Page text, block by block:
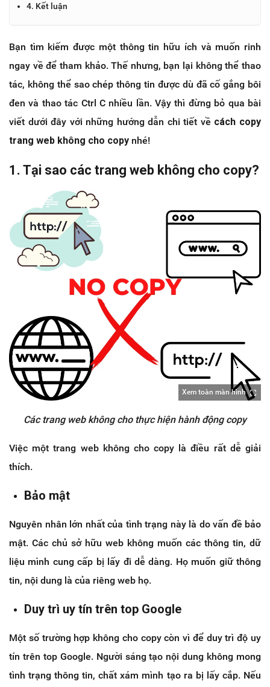
4. Kết luận
Bạn tìm kiếm được một thông tin hữu ích và muốn rinh
ngay về để tham khảo. Thế nhưng, bạn lại không thể thao
tác, không thể sao chép thông tin được dù đã cố gắng bôi
đen và thao tác Ctrl C nhiều lần. Vậy thì đừng bỏ qua bài
viết dưới đây với những hướng dẫn chi tiết về cách copy
trang web không cho copy nhé!
1. Tại sao các trang web không cho copy?
Xem toàn màn hình
Các trang web không cho thực hiện hành động copy
Việc một trang web không cho copy là điều rất dễ giải
thích.
Bảo mật
Nguyên nhân lớn nhất của tình trạng này là do vấn đề bảo
mật. Các chủ sở hữu web không muốn các thông tin, dữ
liệu mình cung cấp bị lấy đi dễ dàng. Họ muốn giữ thông
tin, nội dung là của riêng web họ.
Duy trì uy tín trên top Google
Một số trường hợp không cho copy còn vì để duy trì độ uy
tín trên top Google. Người sáng tạo nội dung không mong
tình trạng thông tin, chất xám mình tạo ra bị lấy cắp. Nếu